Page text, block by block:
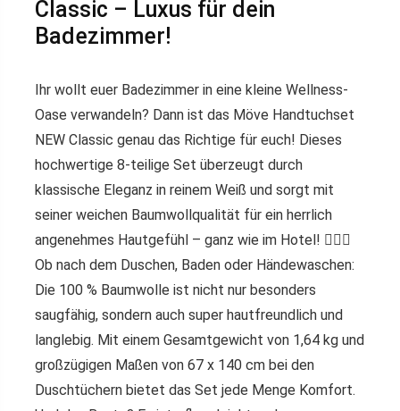
Classic – Luxus für dein
Badezimmer!
Ihr wollt euer Badezimmer in eine kleine Wellness-
Oase verwandeln? Dann ist das Möve Handtuchset
NEW Classic genau das Richtige für euch! Dieses
hochwertige 8-teilige Set überzeugt durch
klassische Eleganz in reinem Weiß und sorgt mit
seiner weichen Baumwollqualität für ein herrlich
angenehmes Hautgefühl – ganz wie im Hotel! 🧖‍♂️✨
Ob nach dem Duschen, Baden oder Händewaschen:
Die 100 % Baumwolle ist nicht nur besonders
saugfähig, sondern auch super hautfreundlich und
langlebig. Mit einem Gesamtgewicht von 1,64 kg und
großzügigen Maßen von 67 x 140 cm bei den
Duschtüchern bietet das Set jede Menge Komfort.